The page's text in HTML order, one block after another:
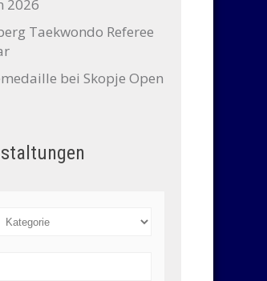
2026
Taekwondo Referee
bei Skopje Open